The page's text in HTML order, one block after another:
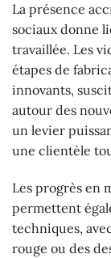
La présence
sociaux donne
travaillée. Les
étapes de
innovants,
autour des
un levier
une clientèle
Les progrès en
permettent
techniques,
rouge ou des